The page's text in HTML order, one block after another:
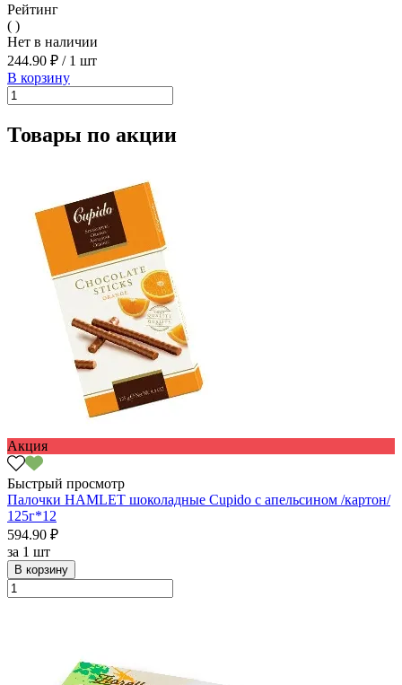
Рейтинг
( )
Нет в наличии
244.90 ₽ /1 шт
В корзину
Товары по акции
Акция
Быстрый просмотр
Палочки HAMLET шоколадные Cupido с апельсином /картон/
125г*12
594.90 ₽
за 1 шт
В корзину